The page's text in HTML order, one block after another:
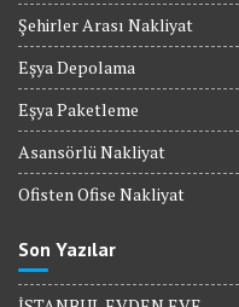
Şehirler Arası Nakliyat
Eşya Depolama
Eşya Paketleme
Asansörlü Nakliyat
Ofisten Ofise Nakliyat
Son Yazılar